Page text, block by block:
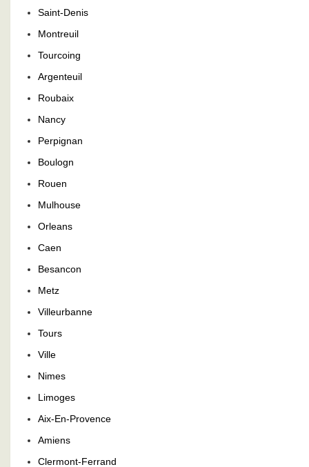
Saint-Denis
Montreuil
Tourcoing
Argenteuil
Roubaix
Nancy
Perpignan
Boulogn
Rouen
Mulhouse
Orleans
Caen
Besancon
Metz
Villeurbanne
Tours
Ville
Nimes
Limoges
Aix-En-Provence
Amiens
Clermont-Ferrand